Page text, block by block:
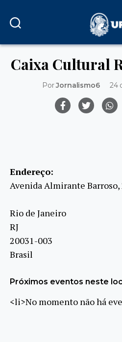
Caixa Cultural
PorJornalismo6 24
Endereço:
Avenida Almirante Barroso,
Rio de Janeiro
RJ
20031-003
Brasil
Próximos eventos neste
<li>No momento não há